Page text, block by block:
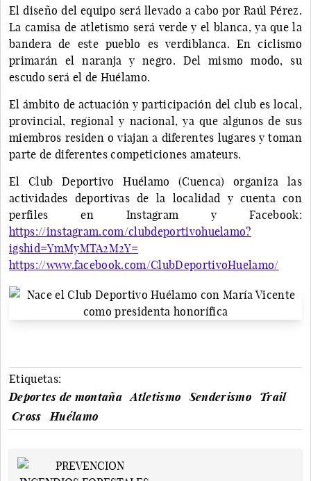
El diseño del equipo será llevado a cabo por Raúl Pérez.
La camisa de atletismo será verde y el blanca, ya que la
bandera de este pueblo es verdiblanca. En ciclismo
primarán el naranja y negro. Del mismo modo, su
escudo será el de Huélamo.
El ámbito de actuación y participación del club es local,
provincial, regional y nacional, ya que algunos de sus
miembros residen o viajan a diferentes lugares y toman
parte de diferentes competiciones amateurs.
El Club Deportivo Huélamo (Cuenca) organiza las
actividades deportivas de la localidad y cuenta con
perfiles en Instagram y Facebook:
https://instagram.com/clubdeportivohuelamo?
igshid=YmMyMTA2M2Y=
https://www.facebook.com/ClubDeportivoHuelamo/
Etiquetas:
Deportes de montaña
Atletismo Senderismo
Trail
Cross
Huélamo